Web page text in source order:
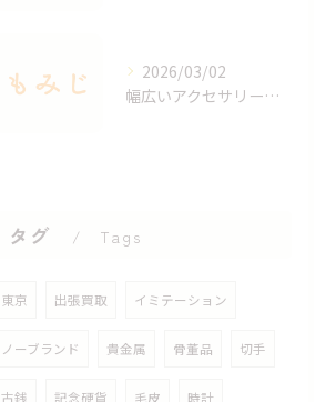
2026/03/02
幅広いアクセサリーを出張買取で手軽に査定する方法
タグ Tags
東京 出張買取 イミテーション
ノーブランド 貴金属 骨董品 切手
古銭 記念硬貨 毛皮 時計